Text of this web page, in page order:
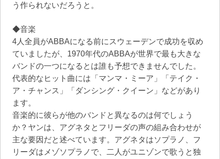
う作られないだろうと。
◆音楽
4人全員がABBAになる前にスウェーデンで成功を収め
ていましたが、1970年代のABBAが世界で最も大きな
バンドの一つになるとは誰も予想できませんでした。
代表的なヒット曲には「マンマ・ミーア」「テイク・
ア・チャンス」「ダンシング・クイーン」などがあり
ます。
音楽的に彼らが他のバンドと異なるのは何でしょう
か？ヤンは、アグネタとフリーダの声の組み合わせが
主な要因だと述べています。アグネタはソプラノ、フ
リーダはメゾソプラノで、二人がユニゾンで歌うと独